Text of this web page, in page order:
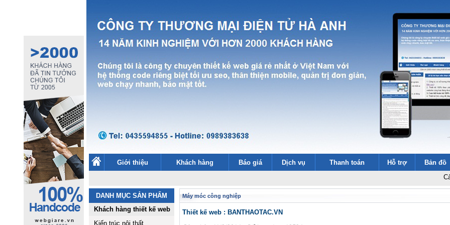
Giới thiệu Khách hàng Báo giá Dịch vụ Thanh toán Hỗ trợ Bản đồ
Cảm ơn
DANH MỤC SẢN PHẨM
Khách hàng thiết kế web
Kiến trúc nội thất
Máy móc công nghiệp
Thiết kế web : BANTHAOTAC.VN